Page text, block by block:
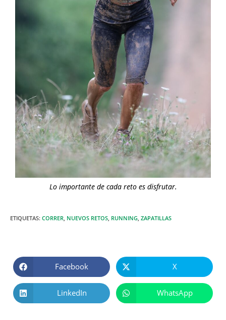
Lo importante de cada reto es disfrutar.
ETIQUETAS: CORRER NUEVOS RETOS RUNNING ZAPATILLAS
Facebook X
LinkedIn WhatsApp